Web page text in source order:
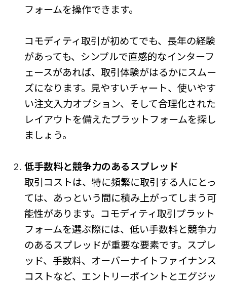
フォームを操作できます。
コモディティ取引が初めてでも、長年の経験
があっても、シンプルで直感的なインターフ
ェースがあれば、取引体験がはるかにスムー
ズになります。見やすいチャート、使いやす
い注文入力オプション、そして合理化された
レイアウトを備えたプラットフォームを探し
ましょう。
低手数料と競争力のあるスプレッド
取引コストは、特に頻繁に取引する人にとっ
ては、あっという間に積み上がってしまう可
能性があります。コモディティ取引プラット
フォームを選ぶ際には、低い手数料と競争力
のあるスプレッドが重要な要素です。スプレ
ッド、手数料、オーバーナイトファイナンス
コストなど、エントリーポイントとエグジッ